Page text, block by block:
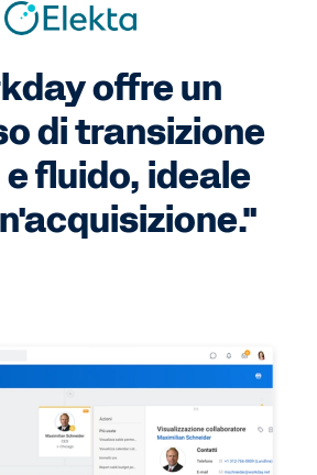
offre un
di transizione
fluido, ideale